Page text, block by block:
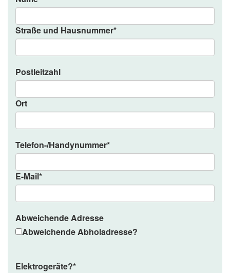
Straße und Hausnummer*
Postleitzahl
Ort
Telefon-/Handynummer*
E-Mail*
Abweichende Adresse
Abweichende Abholadresse?
Elektrogeräte?*